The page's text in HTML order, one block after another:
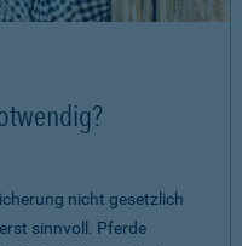
nicht gesetzlich
sinnvoll. Pferde